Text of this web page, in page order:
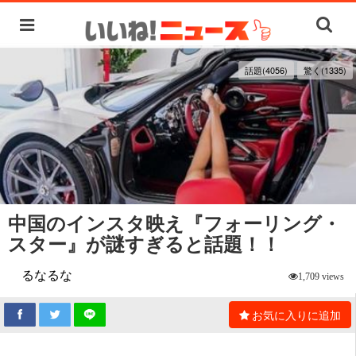
話題(4056) 驚く(1335)
中国のインスタ映え『フォーリング・
スター』が謎すぎると話題！！
るなるな 1,709 views
お気に入りに追加